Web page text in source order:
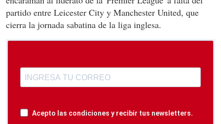
partido entre Leicester City y Manchester United, que
cierra la jornada sabatina de la liga inglesa.
Acepto las condiciones y recibir tus newsletters.